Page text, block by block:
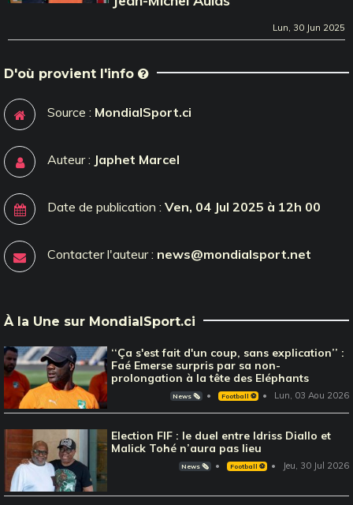
Lun, 30 Jun 2025
D'où provient l'info
Source : MondialSport.ci
Auteur : Japhet Marcel
Date de publication : Ven, 04 Jul 2025 à 12h 00
Contacter l'auteur : news@mondialsport.net
À la Une sur MondialSport.ci
‘‘Ça s'est fait d'un coup, sans explication’’ :
Faé Emerse surpris par sa non-
prolongation à la tête des Eléphants
News 🗞️ Football ⚽️ Lun, 03 Aou 2026
Election FIF : le duel entre Idriss Diallo et
Malick Tohé n’aura pas lieu
News 🗞️ Football ⚽️ Jeu, 30 Jul 2026